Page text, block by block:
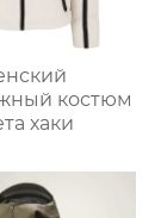
костюм
хаки